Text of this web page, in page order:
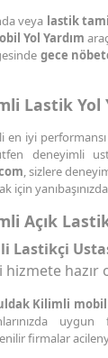
veya lastik
Yol Yardım
gece
Lastik Yol
en iyi
deneyimli
, sizlere
için
Açık
Lastikçi
hazır
Kilimli
uygun
firmalar